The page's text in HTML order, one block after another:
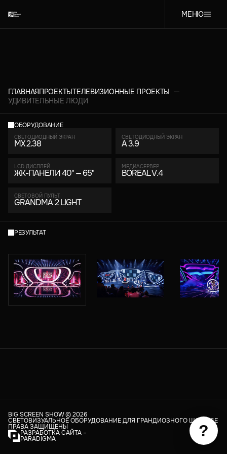
МЕНЮ
ГЛАВНАЯ ПРОЕКТЫТЕЛЕВИЗИОННЫЕ ПРОЕКТЫ
УДИВИТЕЛЬНЫЕ ЛЮДИ
ОБОРУДОВАНИЕ
СВЕТОДИОДНЫЙ ЭКРАН
MX 2.38
СВЕТОДИОДНЫЙ ЭКРАН
A 3.9
LCD ДИСПЛЕЙ
ЖК-ПАНЕЛИ 40" — 65"
МЕДИАСЕРВЕР
BOREAL V.4
СВЕТОВОЙ ПУЛЬТ
GRANDMA 2 LIGHT
РЕЗУЛЬТАТ
BIG SCREEN SHOW ©2026
СВЕТОВИЗУАЛЬНОЕ ОБОРУДОВАНИЕ ДЛЯ ГРАНДИОЗНОГО ШОУ. ВСЕ
ПРАВА ЗАЩИЩЕНЫ
РАЗРАБОТКА САЙТА –
PARADIGMA ?